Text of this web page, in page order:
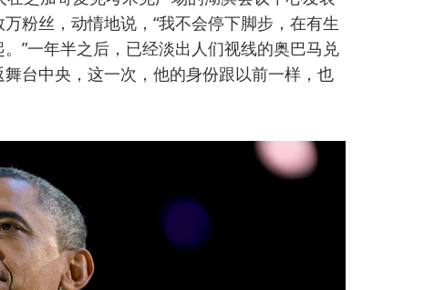
粉丝，动情地说，“我不会停下脚步，在有生
”一年半之后，已经淡出人们视线的奥巴马兑
台中央，这一次，他的身份跟以前一样，也